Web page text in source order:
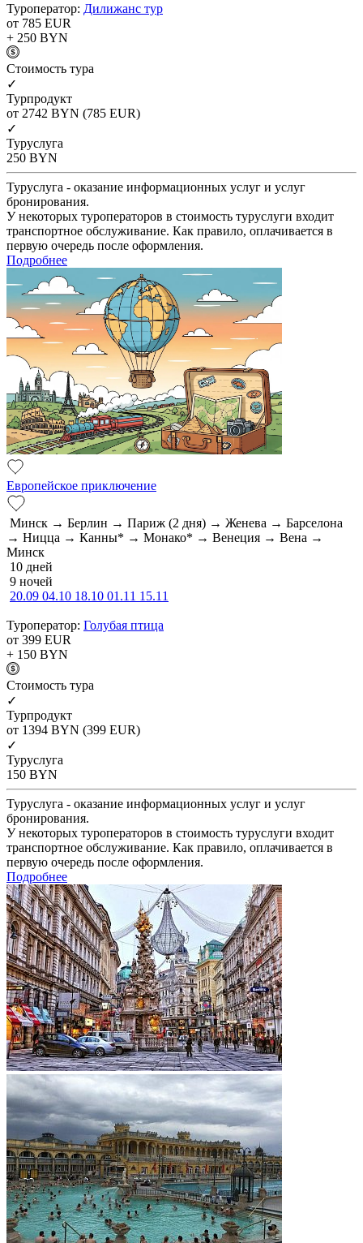
Туроператор: Дилижанс тур
от 785 EUR
+ 250 BYN
Cтоимость тура
✓
Турпродукт
от 2742 BYN (785 EUR)
✓
Туруслуга
250 BYN
Туруслуга - оказание информационных услуг и услуг
бронирования.
У некоторых туроператоров в стоимость туруслуги входит
транспортное обслуживание. Как правило, оплачивается в
первую очередь после оформления.
Подробнее
Европейское приключение
Минск → Берлин → Париж (2 дня) → Женева → Барселона
→ Ницца → Канны* → Монако* → Венеция → Вена →
Минск
10 дней
9 ночей
20.09 04.10 18.10 01.11 15.11
Туроператор: Голубая птица
от 399 EUR
+ 150 BYN
Cтоимость тура
✓
Турпродукт
от 1394 BYN (399 EUR)
✓
Туруслуга
150 BYN
Туруслуга - оказание информационных услуг и услуг
бронирования.
У некоторых туроператоров в стоимость туруслуги входит
транспортное обслуживание. Как правило, оплачивается в
первую очередь после оформления.
Подробнее